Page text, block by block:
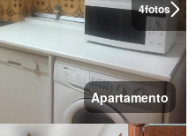
4fotos
Apartamento